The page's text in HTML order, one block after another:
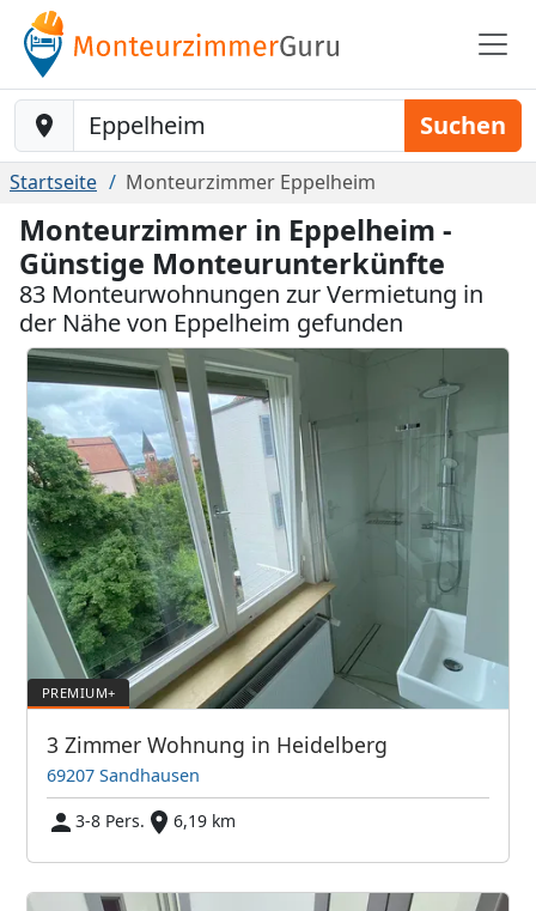
Baustelle-Location Suchen
Startseite Monteurzimmer Eppelheim
Monteurzimmer in Eppelheim -
Günstige Monteurunterkünfte
83 Monteurwohnungen zur Vermietung in
der Nähe von Eppelheim gefunden
3 Zimmer Wohnung in Heidelberg
69207 Sandhausen
3-8 Pers.
6,19 km